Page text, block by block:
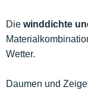
Die winddichte
Wetter.
Daumen und